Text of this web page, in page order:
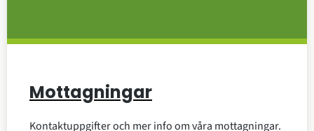
Mottagningar
Kontaktuppgifter och mer info om våra mottagningar.